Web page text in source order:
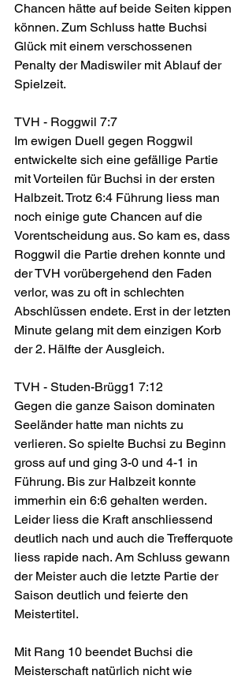
Chancen hätte auf beide Seiten kippen
können. Zum Schluss hatte Buchsi
Glück mit einem verschossenen
Penalty der Madiswiler mit Ablauf der
Spielzeit.
TVH - Roggwil 7:7
Im ewigen Duell gegen Roggwil
entwickelte sich eine gefällige Partie
mit Vorteilen für Buchsi in der ersten
Halbzeit. Trotz 6:4 Führung liess man
noch einige gute Chancen auf die
Vorentscheidung aus. So kam es, dass
Roggwil die Partie drehen konnte und
der TVH vorübergehend den Faden
verlor, was zu oft in schlechten
Abschlüssen endete. Erst in der letzten
Minute gelang mit dem einzigen Korb
der 2. Hälfte der Ausgleich.
TVH - Studen-Brügg1 7:12
Gegen die ganze Saison dominaten
Seeländer hatte man nichts zu
verlieren. So spielte Buchsi zu Beginn
gross auf und ging 3-0 und 4-1 in
Führung. Bis zur Halbzeit konnte
immerhin ein 6:6 gehalten werden.
Leider liess die Kraft anschliessend
deutlich nach und auch die Trefferquote
liess rapide nach. Am Schluss gewann
der Meister auch die letzte Partie der
Saison deutlich und feierte den
Meistertitel.
Mit Rang 10 beendet Buchsi die
Meisterschaft natürlich nicht wie